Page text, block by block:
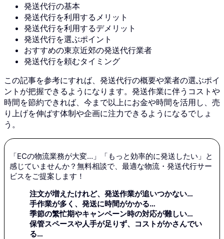
発送代行の基本
発送代行を利用するメリット
発送代行を利用するデメリット
発送代行を選ぶポイント
おすすめの東京近郊の発送代行業者
発送代行を頼むタイミング
この記事を参考にすれば、発送代行の概要や業者の選ぶポイ
ントが把握できるようになります。 発送作業に伴うコストや
時間を節約できれば、今まで以上にお金や時間を活用し、売
り上げを伸ばす体制や企画に注力できるようになるでしょ
う。
「ECの物流業務が大変…」「もっと効率的に発送したい」と
感じていませんか？無料相談で、最適な物流・発送代行サー
ビスをご提案します！
注文が増えたけれど、発送作業が追いつかない…
手作業が多く、発送に時間がかかる…
季節の繁忙期やキャンペーン時の対応が難しい…
保管スペースや人手が足りず、コストがかさんでい
る…